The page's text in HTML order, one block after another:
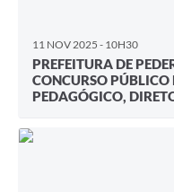
11 NOV 2025 - 10H30
PREFEITURA DE
CONCURSO
PEDAGÓGICO,